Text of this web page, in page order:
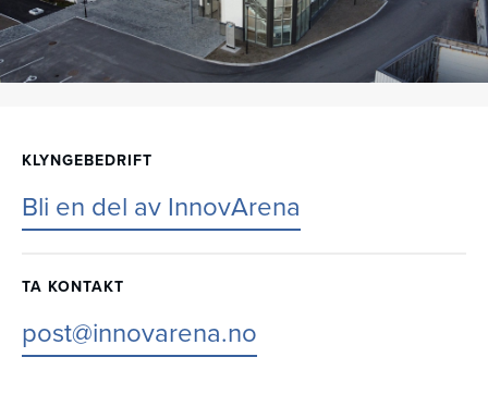
KLYNGEBEDRIFT
Bli en del av InnovArena
TA KONTAKT
post@innovarena.no